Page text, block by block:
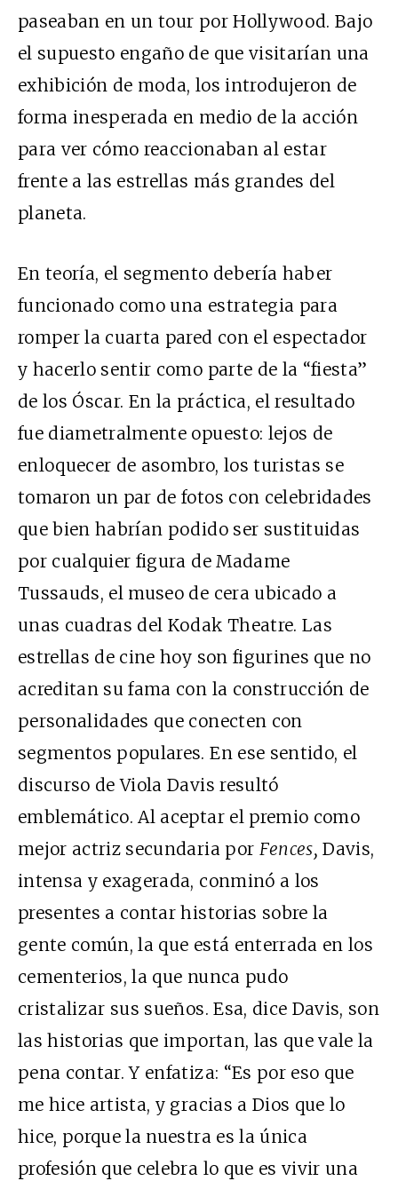
paseaban en un tour por Hollywood. Bajo
el supuesto engaño de que visitarían una
exhibición de moda, los introdujeron de
forma inesperada en medio de la acción
para ver cómo reaccionaban al estar
frente a las estrellas más grandes del
planeta.
En teoría, el segmento debería haber
funcionado como una estrategia para
romper la cuarta pared con el espectador
y hacerlo sentir como parte de la “fiesta”
de los Óscar. En la práctica, el resultado
fue diametralmente opuesto: lejos de
enloquecer de asombro, los turistas se
tomaron un par de fotos con celebridades
que bien habrían podido ser sustituidas
por cualquier figura de Madame
Tussauds, el museo de cera ubicado a
unas cuadras del Kodak Theatre. Las
estrellas de cine hoy son figurines que no
acreditan su fama con la construcción de
personalidades que conecten con
segmentos populares. En ese sentido, el
discurso de Viola Davis resultó
emblemático. Al aceptar el premio como
mejor actriz secundaria por Fences, Davis,
intensa y exagerada, conminó a los
presentes a contar historias sobre la
gente común, la que está enterrada en los
cementerios, la que nunca pudo
cristalizar sus sueños. Esa, dice Davis, son
las historias que importan, las que vale la
pena contar. Y enfatiza: “Es por eso que
me hice artista, y gracias a Dios que lo
hice, porque la nuestra es la única
profesión que celebra lo que es vivir una